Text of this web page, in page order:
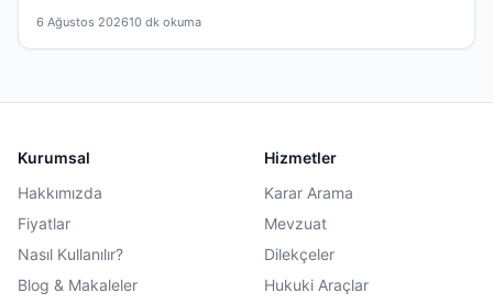
6 Ağustos 202610 dk okuma
Kurumsal
Hakkımızda
Fiyatlar
Nasıl Kullanılır?
Blog & Makaleler
Hizmetler
Karar Arama
Mevzuat
Dilekçeler
Hukuki Araçlar